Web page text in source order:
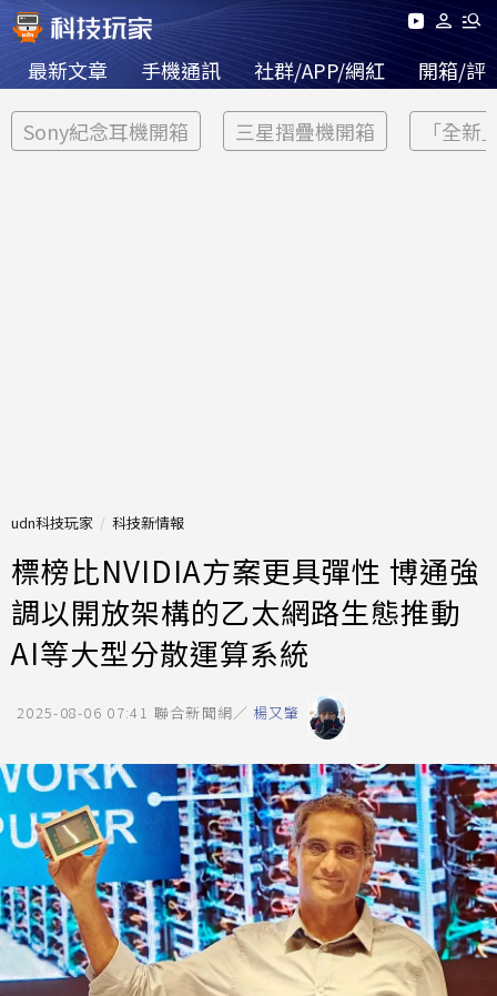
最新文章 手機通訊 社群/APP/網紅 開箱/評
Sony紀念耳機開箱 三星摺疊機開箱 「全新
udn科技玩家 科技新情報
標榜比NVIDIA方案更具彈性 博通強
調以開放架構的乙太網路生態推動
AI等大型分散運算系統
2025-08-06 07:41 聯合新聞網／ 楊又肇